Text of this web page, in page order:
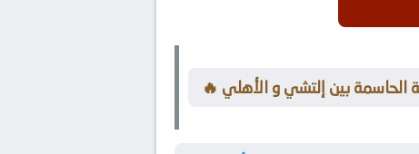
الحاسمة بين إلتشي و الأهلي